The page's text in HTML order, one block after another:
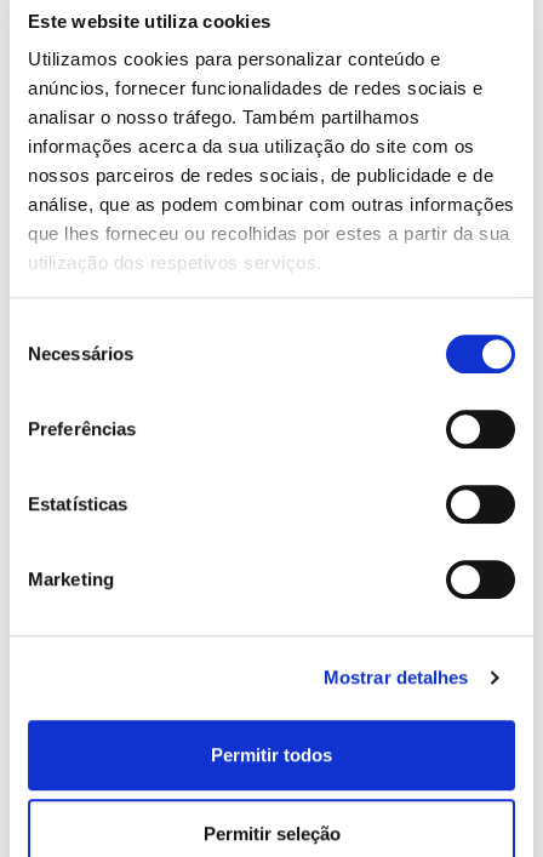
Este website utiliza cookies
Utilizamos cookies para personalizar conteúdo e
anúncios, fornecer funcionalidades de redes sociais e
analisar o nosso tráfego. Também partilhamos
informações acerca da sua utilização do site com os
nossos parceiros de redes sociais, de publicidade e de
análise, que as podem combinar com outras informações
que lhes forneceu ou recolhidas por estes a partir da sua
utilização dos respetivos serviços.
Necessários
Preferências
Estatísticas
Marketing
Mostrar detalhes
Permitir todos
Permitir seleção
Faróis Nevoeiro
Consola central
AR CONDICIONADO:
Automático Bi-zona
AIRBAG:
ESP Controle eletrónico de estabilidade
Funções Coming & Leaving Home
Luzes traseiras em LED
Reconhecimento de Sinalização de Trânsito
Retrovisores com regulação elétrica